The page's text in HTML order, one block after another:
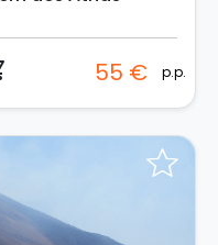
55 € p.p.